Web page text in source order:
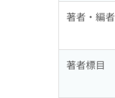
著者・編者
著者標目